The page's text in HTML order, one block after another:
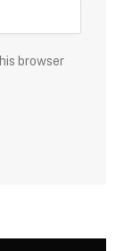
browser